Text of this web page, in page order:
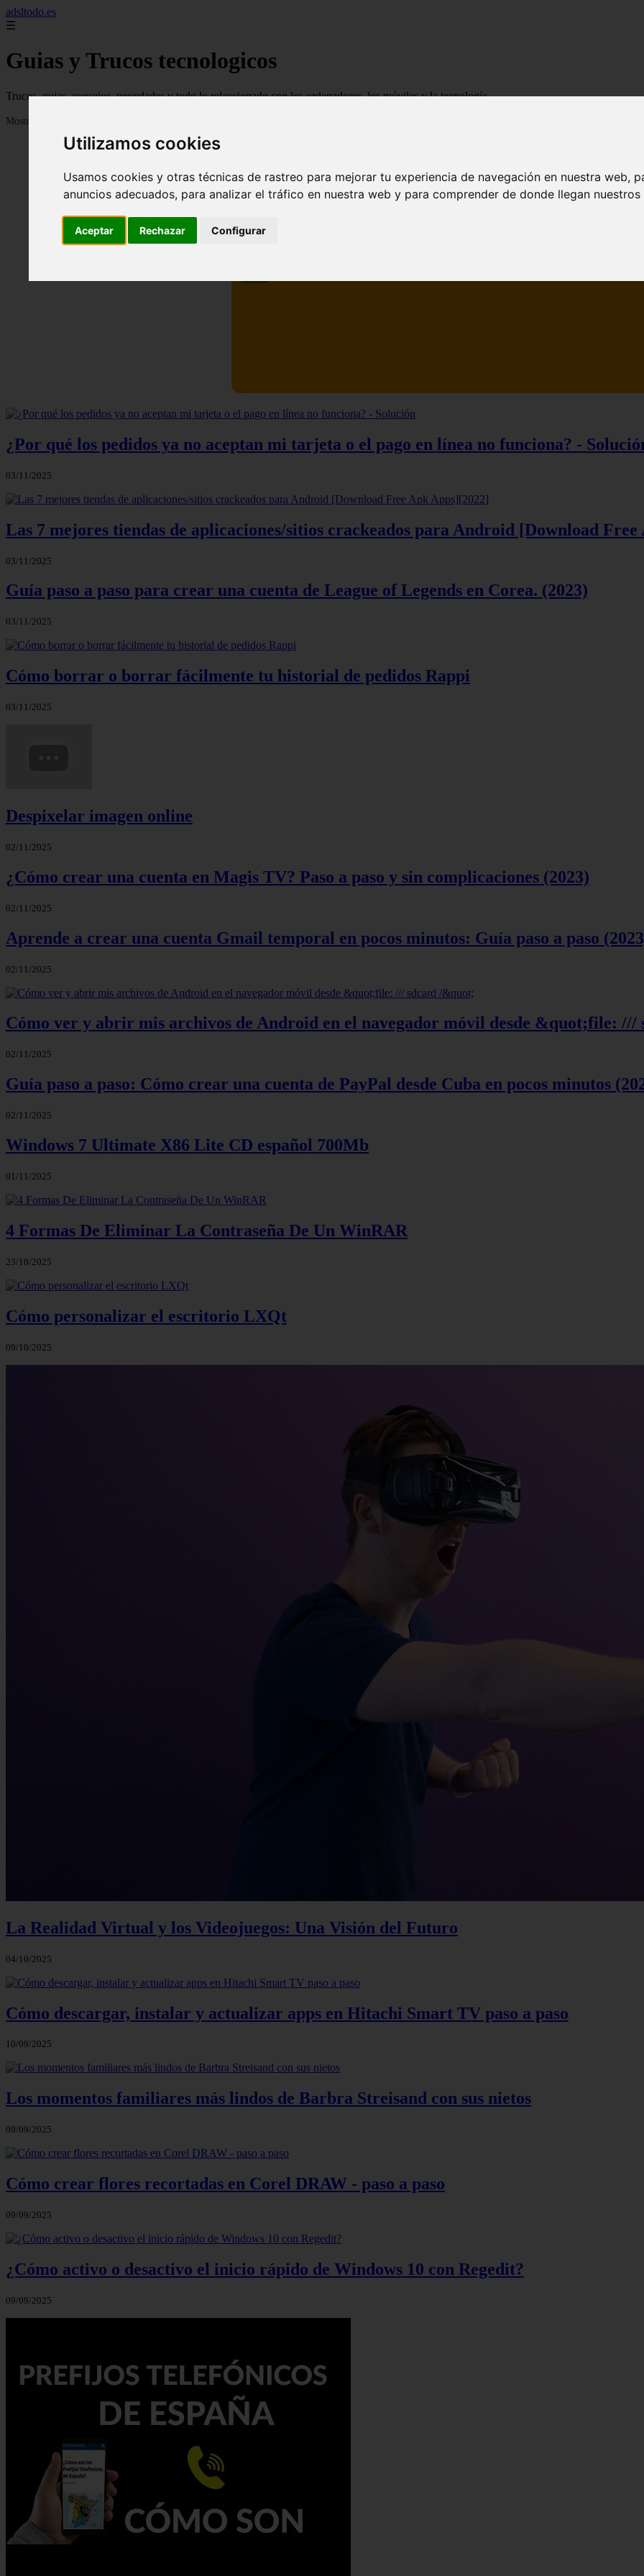
Utilizamos cookies
Usamos cookies y otras técnicas de rastreo para mejorar tu experiencia de navegación en nuestra web,
anuncios adecuados, para analizar el tráfico en nuestra web y para comprender de donde llegan
Aceptar Rechazar Configurar
adsltodo.es
☰
Guias y Trucos tecnologicos
Trucos, guias, consejos, novedades y todo lo relaccionado con los ordenadores, los móviles y la tecnología
Mostrando 1 - 24 de 148 artículos
¿Por qué los pedidos ya no aceptan mi tarjeta o el pago en línea no funciona? -
03/11/2025
Las 7 mejores tiendas de aplicaciones/sitios crackeados para Android [Download
03/11/2025
Guía paso a paso para crear una cuenta de League of Legends en Corea. (2023)
03/11/2025
Cómo borrar o borrar fácilmente tu historial de pedidos Rappi
03/11/2025
Despixelar imagen online
02/11/2025
¿Cómo crear una cuenta en Magis TV? Paso a paso y sin complicaciones (2023)
02/11/2025
Aprende a crear una cuenta Gmail temporal en pocos minutos: Guía paso a paso
02/11/2025
Cómo ver y abrir mis archivos de Android en el navegador móvil desde &quot;file:
02/11/2025
Guía paso a paso: Cómo crear una cuenta de PayPal desde Cuba en pocos minutos
02/11/2025
Windows 7 Ultimate X86 Lite CD español 700Mb
01/11/2025
4 Formas De Eliminar La Contraseña De Un WinRAR
23/10/2025
Cómo personalizar el escritorio LXQt
09/10/2025
La Realidad Virtual y los Videojuegos: Una Visión del Futuro
04/10/2025
Cómo descargar, instalar y actualizar apps en Hitachi Smart TV paso a paso
10/09/2025
Los momentos familiares más lindos de Barbra Streisand con sus nietos
09/09/2025
Cómo crear flores recortadas en Corel DRAW - paso a paso
09/09/2025
¿Cómo activo o desactivo el inicio rápido de Windows 10 con Regedit?
09/09/2025